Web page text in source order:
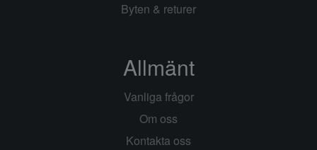
Byten & returer
Allmänt
Vanliga frågor
Om oss
Kontakta oss